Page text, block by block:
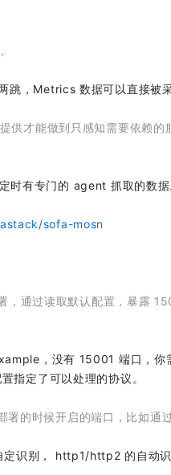
跳，Metrics 数据可以直接被采
供才能做到只感知需要依赖
时有专门的 agent 抓取的数据
sofa-mosn
，通过读取默认配置，暴露
，没有 15001 端口，
指定了可以处理的协议。
的时候开启的端口，比如
识别， http1/http2 的自动